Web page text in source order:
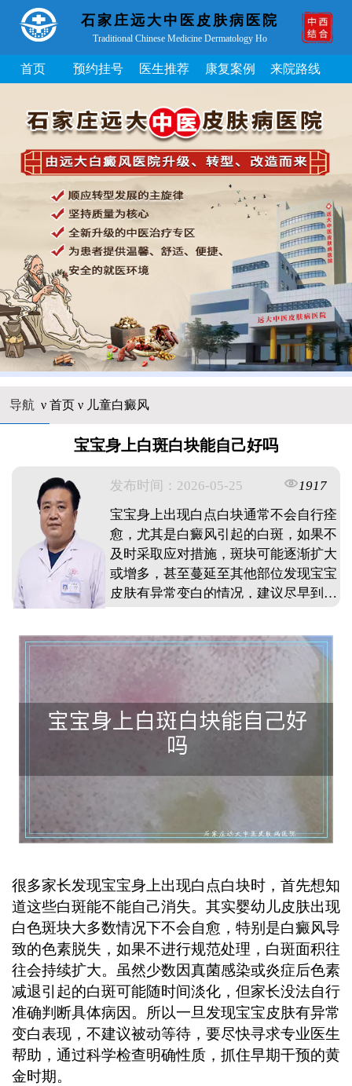
石家庄远大中医皮肤病医院
Traditional Chinese Medicine Dermatology Ho
首页 预约挂号 医生推荐 康复案例 来院路线
导航 ν 首页ν 儿童白癜风
宝宝身上白斑白块能自己好吗
发布时间：2026-05-25
1917
宝宝身上出现白点白块通常不会自行痊
愈，尤其是白癜风引起的白斑，如果不
及时采取应对措施，斑块可能逐渐扩大
或增多，甚至蔓延至其他部位发现宝宝
皮肤有异常变白的情况，建议尽早到正
期干预恢复效果相对较好，治疗周期也
会相应缩短家长切勿抱有等待自愈的侥
幸心理而延误诊治时机，及时就医明确
诊断，才能帮助孩子尽早控制病情发
展，获得更好的皮肤健康状态。 ...
很多家长发现宝宝身上出现白点白块时，首先想知
道这些白斑能不能自己消失。其实婴幼儿皮肤出现
白色斑块大多数情况下不会自愈，特别是白癜风导
致的色素脱失，如果不进行规范处理，白斑面积往
往会持续扩大。虽然少数因真菌感染或炎症后色素
减退引起的白斑可能随时间淡化，但家长没法自行
准确判断具体病因。所以一旦发现宝宝皮肤有异常
变白表现，不建议被动等待，要尽快寻求专业医生
帮助，通过科学检查明确性质，抓住早期干预的黄
金时期。